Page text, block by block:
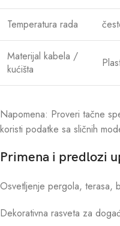
Temperatura rada
Materijal kabela /
kućišta
Napomena: Proveri tačne
koristi podatke sa sličnih
Primena i predlozi
Osvetljenje pergola, terasa,
Dekorativna rasveta za